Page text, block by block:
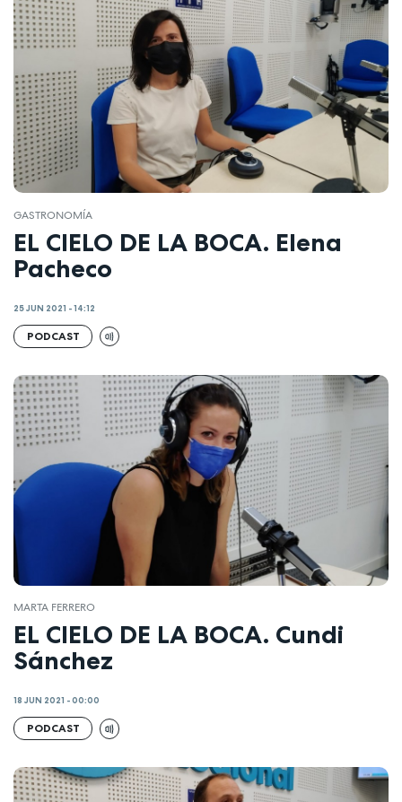
GASTRONOMÍA
EL CIELO DE LA BOCA. Elena
Pacheco
25 JUN 2021 - 14:12
PODCAST
MARTA FERRERO
EL CIELO DE LA BOCA. Cundi
Sánchez
18 JUN 2021 - 00:00
PODCAST